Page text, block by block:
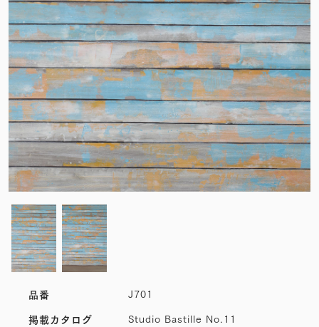
品番 J701
掲載カタログ Studio Bastille No.11